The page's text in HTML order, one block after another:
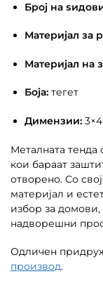
Број на
Материјал за
Материјал на
Боја: тегет
Димензии:
Металната
кои бараат
отворено. Со
материјал и
избор за
надворешни
Одличен
производ.